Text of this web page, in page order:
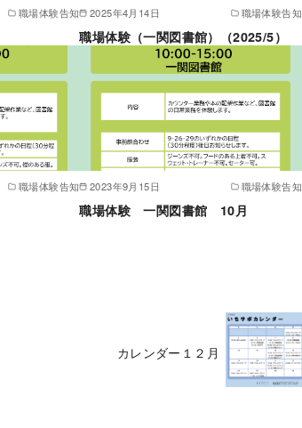
職場体験告知 2025年4月14日 職場体験告知
職場体験（一関図書館）（2025/5）
職場体験告知 2023年9月15日 職場体験告知
職場体験 一関図書館 10月
カレンダー１２月